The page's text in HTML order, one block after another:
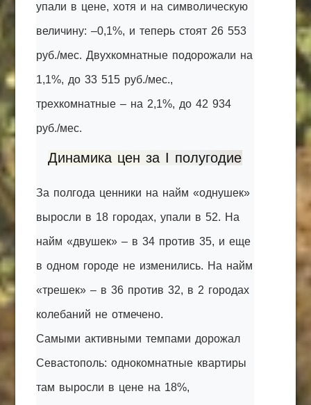
упали в цене, хотя и на символическую
величину: –0,1%, и теперь стоят 26 553
руб./мес. Двухкомнатные подорожали на
1,1%, до 33 515 руб./мес.,
трехкомнатные – на 2,1%, до 42 934
руб./мес.
Динамика цен за I полугодие
За полгода ценники на найм «однушек»
выросли в 18 городах, упали в 52. На
найм «двушек» – в 34 против 35, и еще
в одном городе не изменились. На найм
«трешек» – в 36 против 32, в 2 городах
колебаний не отмечено.
Самыми активными темпами дорожал
Севастополь: однокомнатные квартиры
там выросли в цене на 18%,